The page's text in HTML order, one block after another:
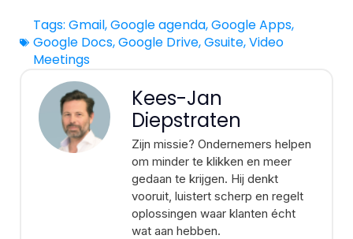
Tags: Gmail,Google agenda,Google Apps,
Google Docs,Google Drive,Gsuite,Video
Meetings
Kees-Jan
Diepstraten
Zijn missie? Ondernemers helpen
om minder te klikken en meer
gedaan te krijgen. Hij denkt
vooruit, luistert scherp en regelt
oplossingen waar klanten écht
wat aan hebben.